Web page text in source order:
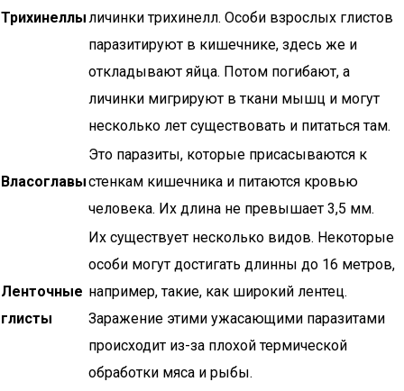
Трихинеллыличинки трихинелл. Особи взрослых глистов
паразитируют в кишечнике, здесь же и
откладывают яйца. Потом погибают, а
личинки мигрируют в ткани мышц и могут
несколько лет существовать и питаться там.
Власоглавы
Это паразиты, которые присасываются к
стенкам кишечника и питаются кровью
человека. Их длина не превышает 3,5 мм.
Ленточные
глисты
Их существует несколько видов. Некоторые
особи могут достигать длинны до 16 метров,
например, такие, как широкий лентец.
Заражение этими ужасающими паразитами
происходит из-за плохой термической
обработки мяса и рыбы.